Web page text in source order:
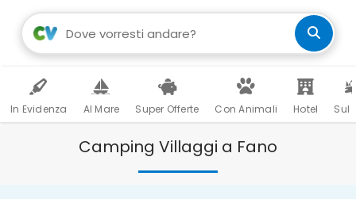
In Evidenza Al Mare Super Offerte Con Animali Hotel Sul
Camping Villaggi a Fano